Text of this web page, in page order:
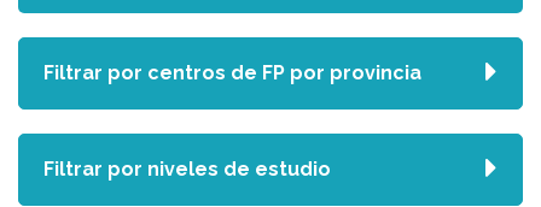
Filtrar por centros de FP por provincia
Filtrar por niveles de estudio